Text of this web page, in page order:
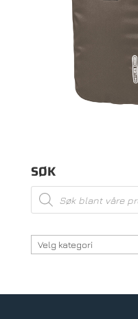
SØK
Products
search
Velg